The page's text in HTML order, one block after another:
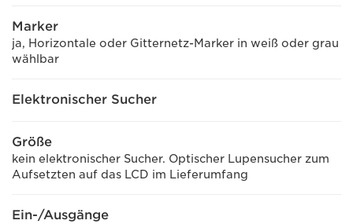
Marker
ja, Horizontale oder Gitternetz-Marker in weiß oder grau
wählbar
Elektronischer Sucher
Größe
kein elektronischer Sucher. Optischer Lupensucher zum
Aufsetzten auf das LCD im Lieferumfang
Ein-/Ausgänge